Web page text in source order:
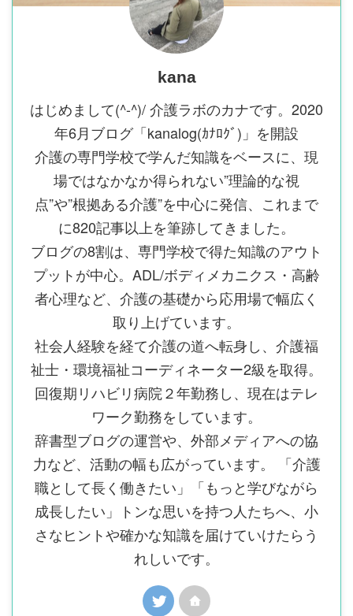
kana
はじめまして(^-^)/ 介護ラボのカナです。2020
年6月ブログ「kanalog(ｶﾅﾛｸﾞ)」を開設
介護の専門学校で学んだ知識をベースに、現
場ではなかなか得られない”理論的な視
点”や”根拠ある介護”を中心に発信、これまで
に820記事以上を筆跡してきました。
ブログの8割は、専門学校で得た知識のアウト
プットが中心。ADL/ボディメカニクス・高齢
者心理など、介護の基礎から応用場で幅広く
取り上げています。
社会人経験を経て介護の道へ転身し、介護福
祉士・環境福祉コーディネーター2級を取得。
回復期リハビリ病院２年勤務し、現在はテレ
ワーク勤務をしています。
辞書型ブログの運営や、外部メディアへの協
力など、活動の幅も広がっています。 「介護
職として長く働きたい」「もっと学びながら
成長したい」トンな思いを持つ人たちへ、小
さなヒントや確かな知識を届けていけたらう
れしいです。